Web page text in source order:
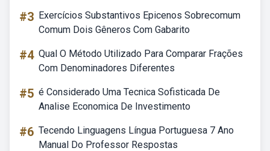
#3 Exercícios Substantivos Epicenos Sobrecomum
Comum Dois Gêneros Com Gabarito
#4 Qual O Método Utilizado Para Comparar Frações
Com Denominadores Diferentes
#5 é Considerado Uma Tecnica Sofisticada De
Analise Economica De Investimento
#6 Tecendo Linguagens Língua Portuguesa 7 Ano
Manual Do Professor Respostas